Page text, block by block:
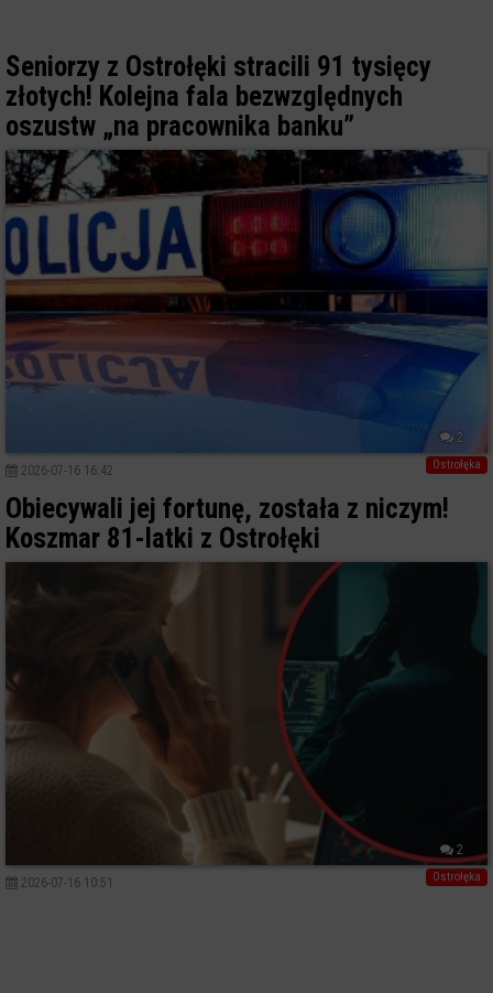
Seniorzy z Ostrołęki stracili 91 tysięcy
złotych! Kolejna fala bezwzględnych
oszustw „na pracownika banku”
2
Ostrołęka
2026-07-16 16:42
Obiecywali jej fortunę, została z niczym!
Koszmar 81-latki z Ostrołęki
2
Ostrołęka
2026-07-16 10:51